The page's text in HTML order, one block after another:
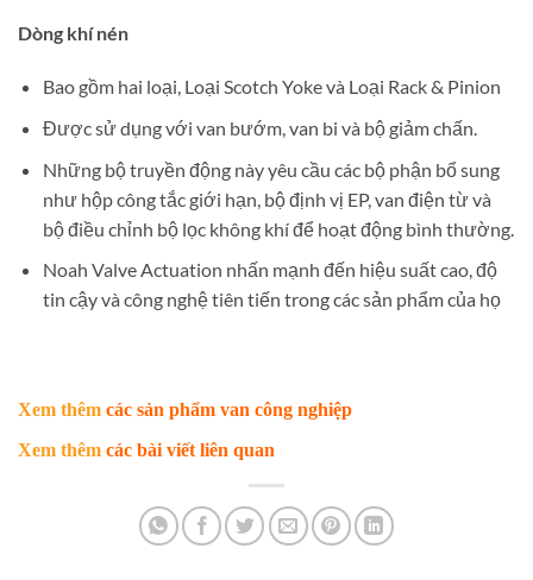
Dòng khí nén
Bao gồm hai loại, Loại Scotch Yoke và Loại Rack & Pinion
Được sử dụng với van bướm, van bi và bộ giảm chấn.
Những bộ truyền động này yêu cầu các bộ phận bổ sung
như hộp công tắc giới hạn, bộ định vị EP, van điện từ và
bộ điều chỉnh bộ lọc không khí để hoạt động bình thường.
Noah Valve Actuation nhấn mạnh đến hiệu suất cao, độ
tin cậy và công nghệ tiên tiến trong các sản phẩm của họ
Xem thêm các sản phẩm van công nghiệp
Xem thêm các bài viết liên quan